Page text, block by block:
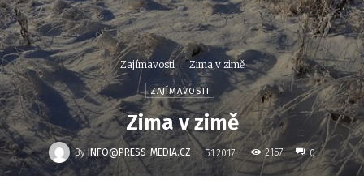
Zajímavosti Zima v zimě
ZAJÍMAVOSTI
Zima v zimě
By INFO@PRESS-MEDIA.CZ - 5.1.2017 2157 0